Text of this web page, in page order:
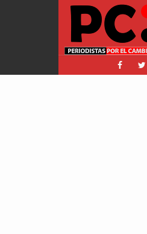
implica a Manfred y golpea a